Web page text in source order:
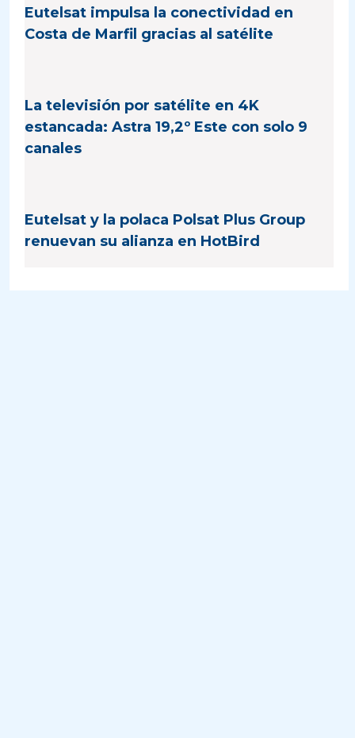
Eutelsat impulsa la conectividad en
Costa de Marfil gracias al satélite
La televisión por satélite en 4K
estancada: Astra 19,2º Este con solo 9
canales
Eutelsat y la polaca Polsat Plus Group
renuevan su alianza en HotBird